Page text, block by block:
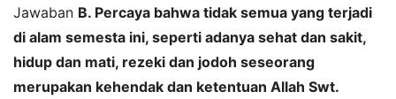
Jawaban B. Percaya bahwa tidak semua yang terjadi
di alam semesta ini, seperti adanya sehat dan sakit,
hidup dan mati, rezeki dan jodoh seseorang
merupakan kehendak dan ketentuan Allah Swt.